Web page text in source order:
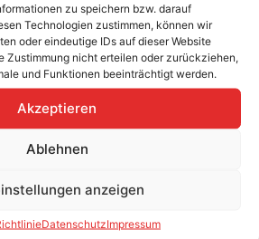
zu speichern bzw. darauf
Technologien zustimmen, können wir
oder eindeutige IDs auf dieser Website
Zustimmung nicht erteilen oder zurückziehen,
und Funktionen beeinträchtigt werden.
Akzeptieren
Ablehnen
anzeigen
DatenschutzImpressum
für drei MPP-Eingänge und
nach EN 61643-31 Typ 2 /
mit bis zu 1100 V DC
dank Original-MC4-
zur schnellen Statuskontrolle